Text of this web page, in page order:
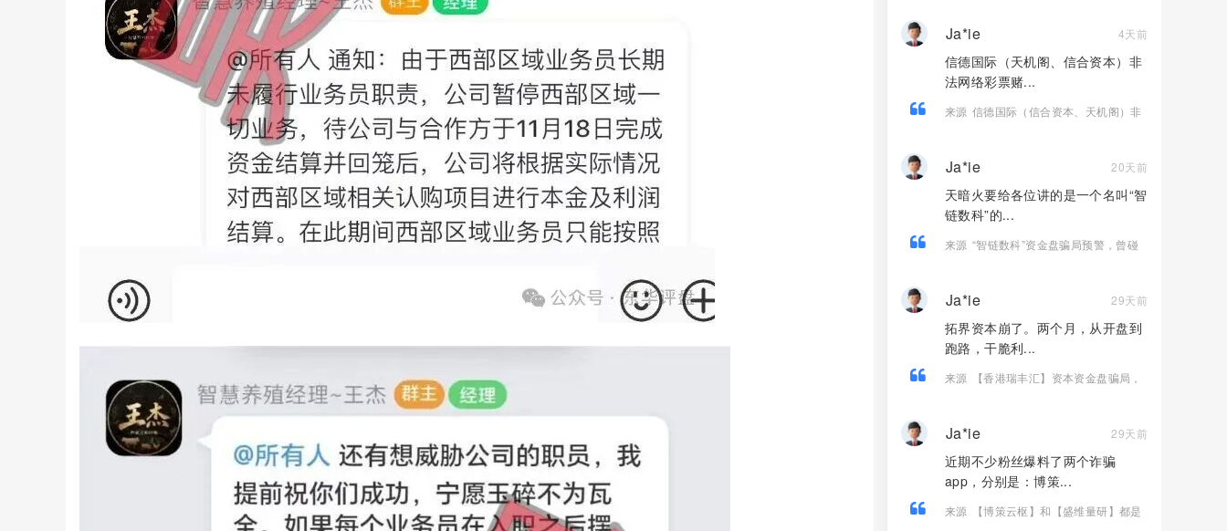
Ja*ie 4天前
信德国际（天机阁、信合资本）非
法网络彩票赌...
来源 信德国际（信合资本、天机阁）非
跑路
Ja*ie 20天前
天暗火要给各位讲的是一个名叫“智
链数科”的...
来源 “智链数科”资金盘骗局预警，曾碰
Ja*ie 29天前
拓界资本崩了。两个月，从开盘到
跑路，干脆利...
来源
【香港瑞丰汇】资本资金盘骗局，
Ja*ie 29天前
近期不少粉丝爆料了两个诈骗
app，分别是：博策...
来源
【博策云枢】和【盛维量研】都是